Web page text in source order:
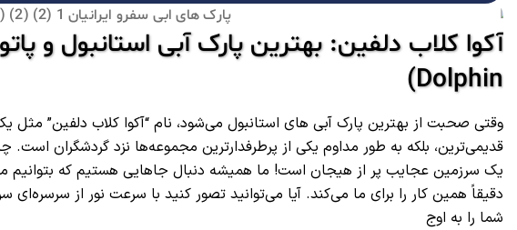
Dolphin)
وقتی صحبت از بهترین پارک آبی های استانبول می‌شود، نام “آکوا کلاب دلفین”
قدیمی‌ترین، بلکه به طور مداوم یکی از پرطرفدارترین مجموعه‌ها نزد گردشگران
یک سرزمین عجایب پر از هیجان است! ما همیشه دنبال جاهایی هستیم که بتوانیم
دقیقاً همین کار را برای ما می‌کند. آیا می‌توانید تصور کنید با سرعت نور از سرسره‌ای
شما را به اوج